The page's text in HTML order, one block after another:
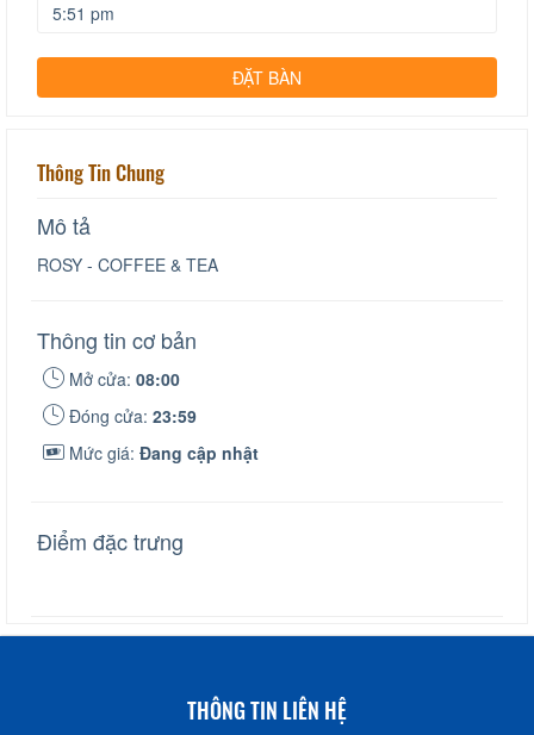
Thông Tin Chung
Mô tả
ROSY - COFFEE & TEA
Thông tin cơ bản
Mở cửa: 08:00
Đóng cửa: 23:59
Mức giá: Đang cập nhật
Điểm đặc trưng
THÔNG TIN LIÊN HỆ